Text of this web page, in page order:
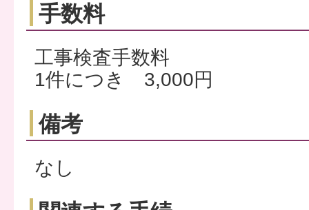
手数料
工事検査手数料
1件につき 3,000円
備考
なし